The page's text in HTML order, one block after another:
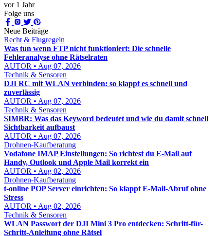
vor 1 Jahr
Folge uns
Neue Beiträge
Recht & Flugregeln
Was tun wenn FTP nicht funktioniert: Die schnelle
Fehleranalyse ohne Rätselraten
AUTOR • Aug 07, 2026
Technik & Sensoren
DJI RC mit WLAN verbinden: so klappt es schnell und
zuverlässig
AUTOR • Aug 07, 2026
Technik & Sensoren
SIMBR: Was das Keyword bedeutet und wie du damit schnell
Sichtbarkeit aufbaust
AUTOR • Aug 07, 2026
Drohnen-Kaufberatung
Vodafone IMAP Einstellungen: So richtest du E-Mail auf
Handy, Outlook und Apple Mail korrekt ein
AUTOR • Aug 02, 2026
Drohnen-Kaufberatung
t-online POP Server einrichten: So klappt E-Mail-Abruf ohne
Stress
AUTOR • Aug 02, 2026
Technik & Sensoren
WLAN Passwort der DJI Mini 3 Pro entdecken: Schritt-für-
Schritt-Anleitung ohne Rätsel